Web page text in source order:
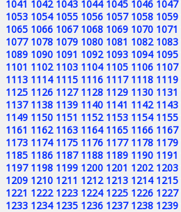
1041 1042 1043 1044 1045 1046 1047
1053 1054 1055 1056 1057 1058 1059
1065 1066 1067 1068 1069 1070 1071
1077 1078 1079 1080 1081 1082 1083
1089 1090 1091 1092 1093 1094 1095
1101 1102 1103 1104 1105 1106 1107
1113 1114 1115 1116 1117 1118 1119
1125 1126 1127 1128 1129 1130 1131
1137 1138 1139 1140 1141 1142 1143
1149 1150 1151 1152 1153 1154 1155
1161 1162 1163 1164 1165 1166 1167
1173 1174 1175 1176 1177 1178 1179
1185 1186 1187 1188 1189 1190 1191
1197 1198 1199 1200 1201 1202 1203
1209 1210 1211 1212 1213 1214 1215
1221 1222 1223 1224 1225 1226 1227
1233 1234 1235 1236 1237 1238 1239